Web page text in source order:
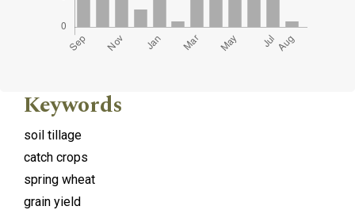
Keywords
soil tillage
catch crops
spring wheat
grain yield